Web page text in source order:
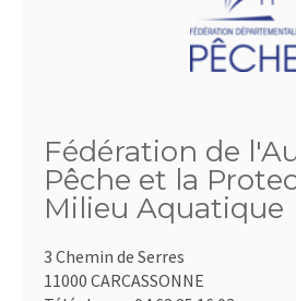
Fédération de
Pêche et la
Milieu Aquatique
3 Chemin de Serres
11000 CARCASSONNE